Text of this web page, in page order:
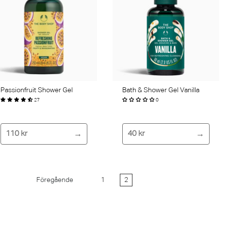
Passionfruit Shower Gel
27
110 kr
Bath & Shower Gel Vanilla
0
40 kr
Föregående 1 2